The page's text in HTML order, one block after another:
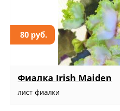
80 руб.
Фиалка Irish Maiden
лист фиалки